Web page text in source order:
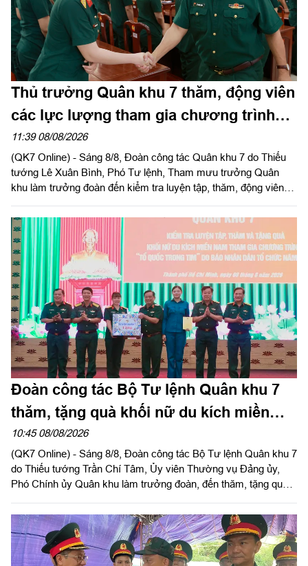
Thủ trưởng Quân khu 7 thăm, động viên
các lực lượng tham gia chương trình
“Tổ quốc trong tim”
11:39 08/08/2026
(QK7 Online) - Sáng 8/8, Đoàn công tác Quân khu 7 do Thiếu
tướng Lê Xuân Bình, Phó Tư lệnh, Tham mưu trưởng Quân
khu làm trưởng đoàn đến kiểm tra luyện tập, thăm, động viên
Nhân Dân tổ chức tại Sư đoàn 309 và Lữ đoàn 25.
Đoàn công tác Bộ Tư lệnh Quân khu 7
thăm, tặng quà khối nữ du kích miền
Nam tham gia chương trình "Tổ quốc
trong tim"
10:45 08/08/2026
(QK7 Online) - Sáng 8/8, Đoàn công tác Bộ Tư lệnh Quân khu 7
do Thiếu tướng Trần Chí Tâm, Ủy viên Thường vụ Đảng ủy,
Phó Chính ủy Quân khu làm trưởng đoàn, đến thăm, tặng quà
vụ chương trình "Tổ quốc trong tim" do báo Nhân dân tổ chức.